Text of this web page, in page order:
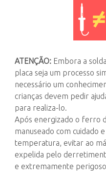
ATENÇÃO: Embora a
placa seja um processo
necessário um
crianças devem pedir
para realiza-lo.
Após energizado o ferro
manuseado com cuidado
temperatura, evitar ao
expelida pelo
e extremamente perigoso